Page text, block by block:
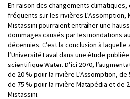
En raison des changements climatiques,
fréquents sur les rivières L’Assomption,
Mistassini pourraient entraîner une
dommages causés par les inondations
décennies. C’est la conclusion à
l’Université Laval dans une étude
scientifique Water. D’ici 2070,
de 20 % pour la rivière L’Assomption,
de 75 % pour la rivière Matapédia et de
Mistassini.